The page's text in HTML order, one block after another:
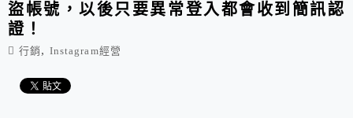
盜帳號，以後只要異常登入都會收到簡訊認
證！
行銷 , Instagram經營